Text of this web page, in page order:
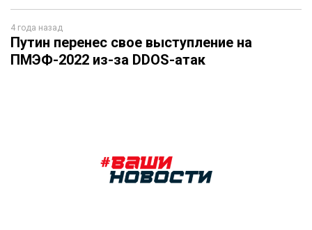
4 года назад
Путин перенес свое выступление на
ПМЭФ-2022 из-за DDOS-атак